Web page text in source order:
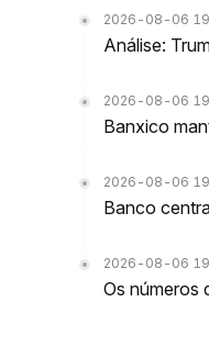
2026-08-06
Análise:
2026-08-06
Banxico
2026-08-06
Banco
2026-08-06
Os números